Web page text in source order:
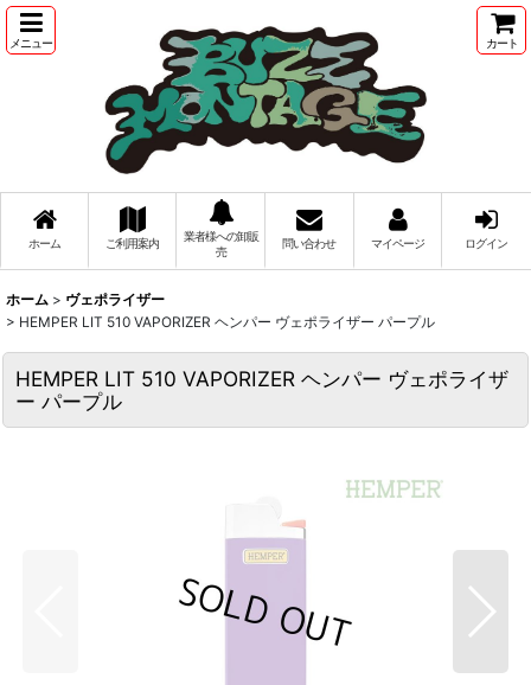
メニュー カート
ホーム ご利用案内
業者様への卸販
売
問い合わせ マイページ ログイン
ホーム > ヴェポライザー
> HEMPER LIT 510 VAPORIZER ヘンパー ヴェポライザー パープル
HEMPER LIT 510 VAPORIZER ヘンパー ヴェポライザ
ー パープル